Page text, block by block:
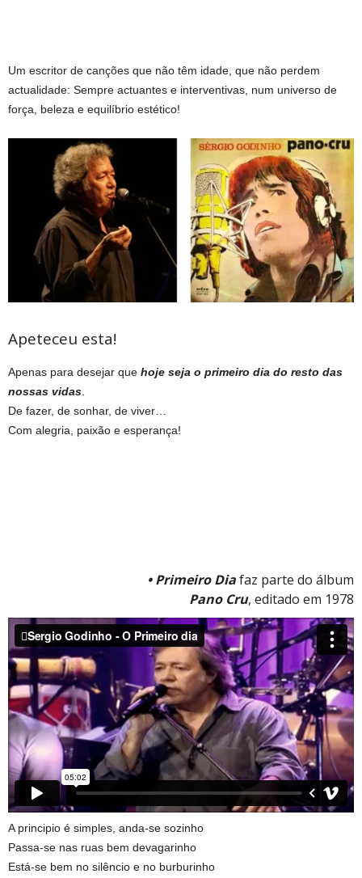
Um escritor de canções que não têm idade, que não perdem
actualidade: Sempre actuantes e interventivas, num universo de
força, beleza e equilíbrio estético!
Apeteceu esta!
Apenas para desejar que hoje seja o primeiro dia do resto das
nossas vidas
De fazer, de sonhar, de viver…
Com alegria, paixão e esperança!
• Primeiro Diafaz parte do álbum
Pano Cru, editado em 1978
A principio é simples, anda-se sozinho
Passa-se nas ruas bem devagarinho
Está-se bem no silêncio e no burburinho